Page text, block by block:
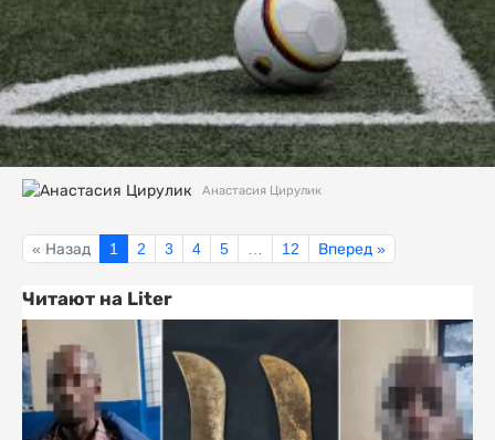
Анастасия Цирулик
« Назад 1 2 3 4 5 12 Вперед »
Читают на Liter